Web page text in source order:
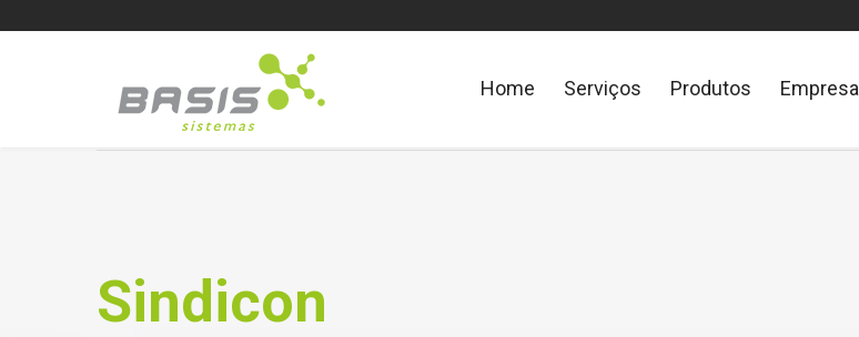
Home Serviços Produtos Empresa
Sindicon